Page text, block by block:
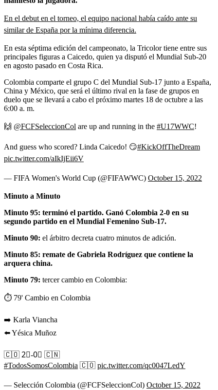
En el debut en el torneo, el equipo nacional había caído ante su
similar de España por la mínima diferencia.
En esta séptima edición del campeonato, la Tricolor tiene entre sus
principales figuras a Caicedo, quien ya disputó el Mundial Sub-20
en agosto pasado en Costa Rica.
Colombia comparte el grupo C del Mundial Sub-17 junto a España,
China y México, que será el último rival en la fase de grupos en
duelo que se llevará a cabo el próximo martes 18 de octubre a las
6:00 a. m.
🙌 @FCFSeleccionCol are up and running in the #U17WWC!
And guess who scored? Linda Caicedo! 😏#KickOffTheDream
pic.twitter.com/aIkIjEii6V
— FIFA Women's World Cup (@FIFAWWC) October 15, 2022
Minuto a Minuto
Minuto 95: terminó el partido. Ganó Colombia 2-0 en su
segundo partido en el Mundial Femenino Sub-17.
Minuto 90: el árbitro decreta cuatro minutos de adición.
Minuto 85: remate de Gabriela Rodríguez que contiene la
arquera china.
Minuto 79: tercer cambio en Colombia:
⏱ 79' Cambio en Colombia
➡️ Karla Viancha
⬅️ Yésica Muñoz
🇨🇴 2⃣-0⃣ 🇨🇳
#TodosSomosColombia 🇨🇴 pic.twitter.com/qc0047LedY
— Selección Colombia (@FCFSeleccionCol) October 15, 2022